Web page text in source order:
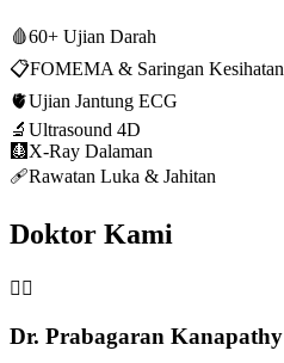
🩸60+ Ujian Darah
📋FOMEMA & Saringan Kesihatan
🫀Ujian Jantung ECG
🔬 Ultrasound 4D
🩻 X-Ray Dalaman
🩹Rawatan Luka & Jahitan
Doktor Kami
👨‍⚕️
Dr. Prabagaran Kanapathy